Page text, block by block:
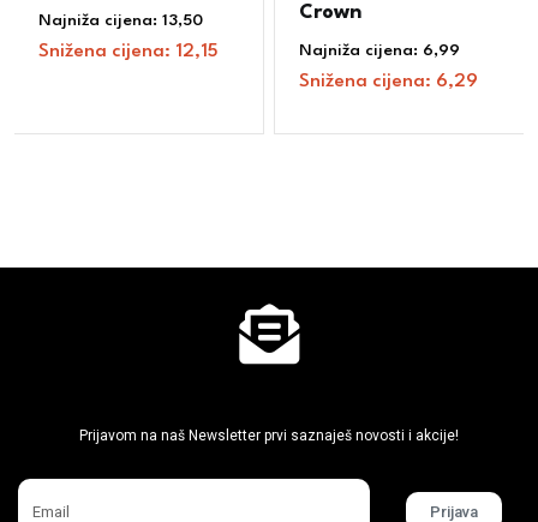
Najniža cijena:13,50
Snižena cijena: 12,15
Crown
Najniža cijena: 6,99
Snižena cijena: 6,29
Prijavom na naš Newsletter prvi saznaješ novosti i akcije!
Prijava